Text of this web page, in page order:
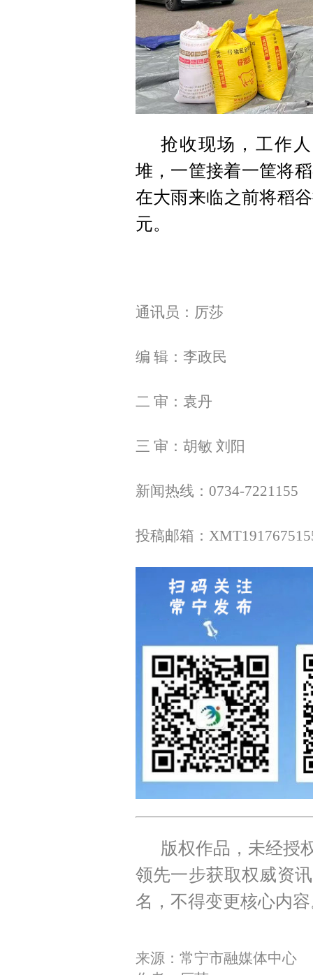
抢收现场，工作
堆，一筐接着一筐将
在大雨来临之前将稻
元。
通讯员：厉莎
编 辑：李政民
二 审：袁丹
三 审：胡敏 刘阳
新闻热线：0734-7221155
投稿邮箱：
版权作品，未经授
领先一步获取权威资
名，不得变更核心内
来源：常宁市融媒体中心